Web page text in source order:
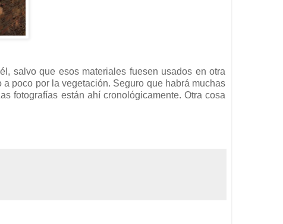
salvo que esos materiales fuesen usados en otra
poco por la vegetación. Seguro que habrá muchas
fotografías están ahí cronológicamente. Otra cosa